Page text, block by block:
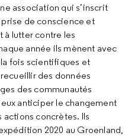
association qui s’inscrit
de conscience et
à lutter contre les
année ils mènent avec
fois scientifiques et
des données
des communautés
anticiper le changement
concrètes. Ils
2020 au Groenland,